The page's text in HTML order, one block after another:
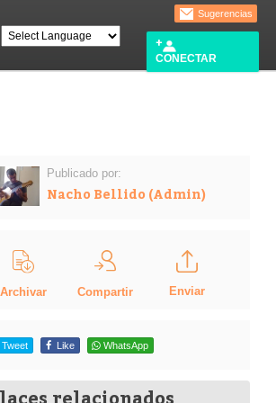
Sugerencias
CONECTAR
Publicado por:
Nacho Bellido (Admin)
Archivar Compartir Enviar
Tweet Like WhatsApp
relacionados